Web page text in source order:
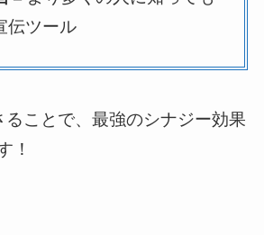
伝ツール
ることで、最強のシナジー効果
！